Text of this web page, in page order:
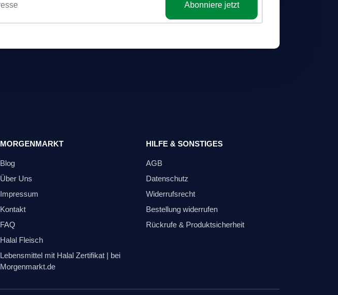
Abonniere jetzt
MORGENMARKT
Blog
Über Uns
Impressum
Kontakt
FAQ
Halal Fleisch
Lebensmittel mit Halal Zertifikat | bei
Morgenmarkt.de
HILFE & SONSTIGES
AGB
Datenschutz
Widerrufsrecht
Bestellung widerrufen
Rückrufe & Produktsicherheit